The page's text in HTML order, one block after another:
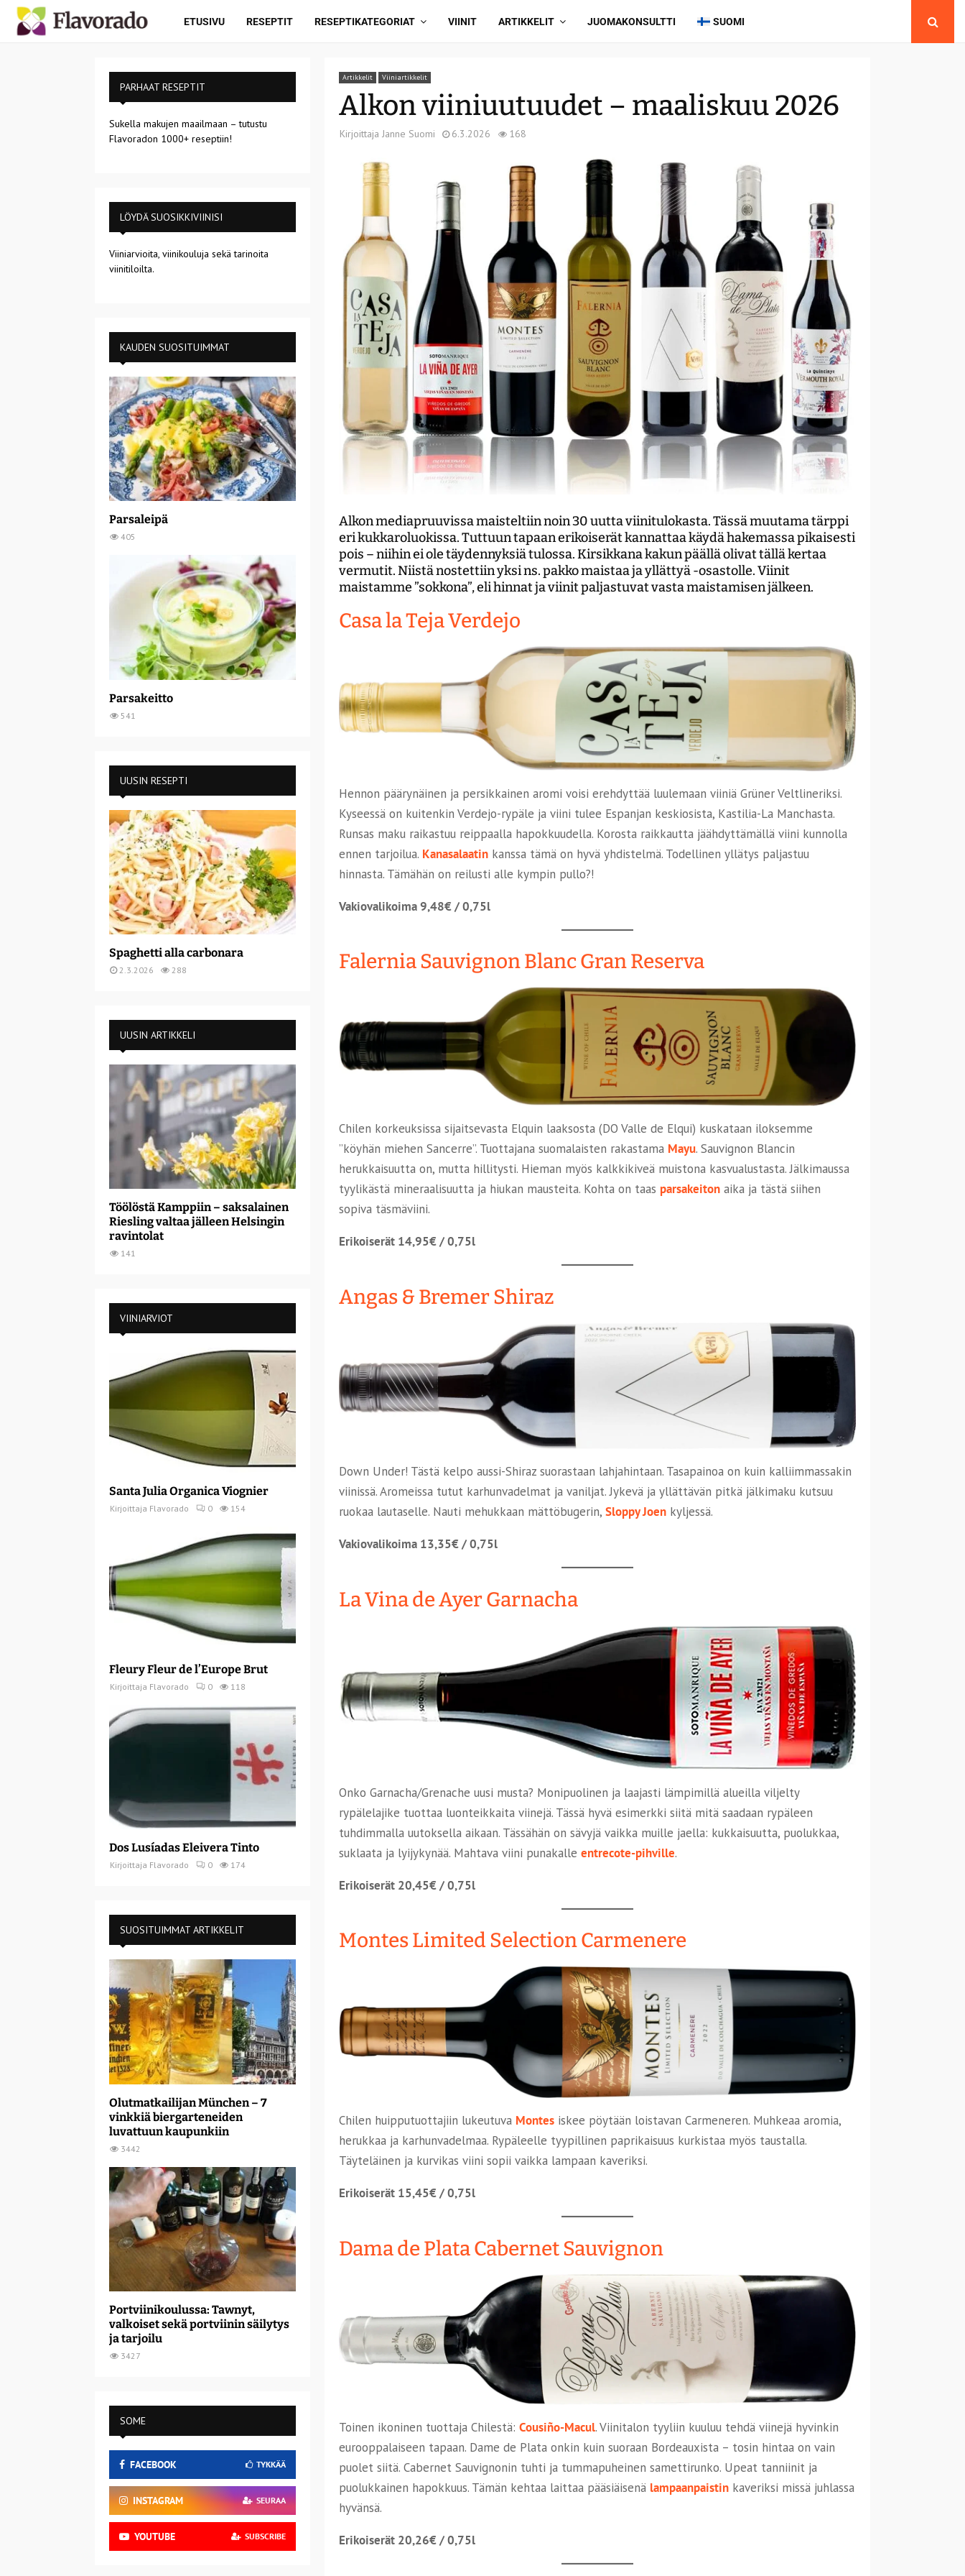
ETUSIVU RESEPTIT RESEPTIKATEGORIAT VIINIT ARTIKKELIT JUOMAKONSULTTI SUOMI
Artikkelit Viiniartikkelit
Alkon viiniuutuudet – maaliskuu 2026
Kirjoittaja Janne Suomi 6.3.2026 168
Alkon mediapruuvissa maisteltiin noin 30 uutta viinitulokasta. Tässä muutama tärppi
eri kukkaroluokissa. Tuttuun tapaan erikoiserät kannattaa käydä hakemassa pikaisesti
pois – niihin ei ole täydennyksiä tulossa. Kirsikkana kakun päällä olivat tällä kertaa
vermutit. Niistä nostettiin yksi ns. pakko maistaa ja yllättyä -osastolle. Viinit
maistamme ”sokkona”, eli hinnat ja viinit paljastuvat vasta maistamisen jälkeen.
Casa la Teja Verdejo
Hennon päärynäinen ja persikkainen aromi voisi erehdyttää luulemaan viiniä Grüner Veltlineriksi.
Kyseessä on kuitenkin Verdejo-rypäle ja viini tulee Espanjan keskiosista, Kastilia-La Manchasta.
Runsas maku raikastuu reippaalla hapokkuudella. Korosta raikkautta jäähdyttämällä viini kunnolla
ennen tarjoilua. Kanasalaatin kanssa tämä on hyvä yhdistelmä. Todellinen yllätys paljastuu
hinnasta. Tämähän on reilusti alle kympin pullo?!
Vakiovalikoima 9,48€ / 0,75l
Falernia Sauvignon Blanc Gran Reserva
Chilen korkeuksissa sijaitsevasta Elquin laaksosta (DO Valle de Elqui) kuskataan iloksemme
”köyhän miehen Sancerre”. Tuottajana suomalaisten rakastama Mayu. Sauvignon Blancin
herukkaisuutta on, mutta hillitysti. Hieman myös kalkkikiveä muistona kasvualustasta. Jälkimaussa
tyylikästä mineraalisuutta ja hiukan mausteita. Kohta on taas parsakeiton aika ja tästä siihen
sopiva täsmäviini.
Erikoiserät 14,95€ / 0,75l
Angas & Bremer Shiraz
Down Under! Tästä kelpo aussi-Shiraz suorastaan lahjahintaan. Tasapainoa on kuin kalliimmassakin
viinissä. Aromeissa tutut karhunvadelmat ja vaniljat. Jykevä ja yllättävän pitkä jälkimaku kutsuu
ruokaa lautaselle. Nauti mehukkaan mättöbugerin, Sloppy Joen kyljessä.
Vakiovalikoima 13,35€ / 0,75l
La Vina de Ayer Garnacha
Onko Garnacha/Grenache uusi musta? Monipuolinen ja laajasti lämpimillä alueilla viljelty
rypälelajike tuottaa luonteikkaita viinejä. Tässä hyvä esimerkki siitä mitä saadaan rypäleen
tuhdimmalla uutoksella aikaan. Tässähän on sävyjä vaikka muille jaella: kukkaisuutta, puolukkaa,
suklaata ja lyijykynää. Mahtava viini punakalle entrecote-pihville.
Erikoiserät 20,45€ / 0,75l
Montes Limited Selection Carmenere
Chilen huipputuottajiin lukeutuva Montes iskee pöytään loistavan Carmeneren. Muhkeaa aromia,
herukkaa ja karhunvadelmaa. Rypäleelle tyypillinen paprikaisuus kurkistaa myös taustalla.
Täyteläinen ja kurvikas viini sopii vaikka lampaan kaveriksi.
Erikoiserät 15,45€ / 0,75l
Dama de Plata Cabernet Sauvignon
Toinen ikoninen tuottaja Chilestä: Cousiño-Macul. Viinitalon tyyliin kuuluu tehdä viinejä hyvinkin
eurooppalaiseen tapaan. Dame de Plata onkin kuin suoraan Bordeauxista – tosin hintaa on vain
puolet siitä. Cabernet Sauvignonin tuhti ja tummapuheinen samettirunko. Upeat tanniinit ja
puolukkainen hapokkuus. Tämän kehtaa laittaa pääsiäisenä lampaanpaistin kaveriksi missä juhlassa
hyvänsä.
Erikoiserät 20,26€ / 0,75l
PARHAAT RESEPTIT
Sukella makujen maailmaan – tutustu
Flavoradon 1000+ reseptiin!
LÖYDÄ SUOSIKKIVIINISI
Viiniarvioita, viinikouluja sekä tarinoita
viinitiloilta.
KAUDEN SUOSITUIMMAT
Parsaleipä
405
Parsakeitto
541
UUSIN RESEPTI
Spaghetti alla carbonara
2.3.2026 288
UUSIN ARTIKKELI
Töölöstä Kamppiin – saksalainen
Riesling valtaa jälleen Helsingin
ravintolat
141
VIINIARVIOT
Santa Julia Organica Viognier
Kirjoittaja Flavorado 0 154
Fleury Fleur de l’Europe Brut
Kirjoittaja Flavorado 0 118
Dos Lusíadas Eleivera Tinto
Kirjoittaja Flavorado 0 174
SUOSITUIMMAT ARTIKKELIT
Olutmatkailijan München – 7
vinkkiä biergarteneiden
luvattuun kaupunkiin
3442
Portviinikoulussa: Tawnyt,
valkoiset sekä portviinin säilytys
ja tarjoilu
3427
SOME
FACEBOOK TYKKÄÄ
INSTAGRAM SEURAA
YOUTUBE SUBSCRIBE